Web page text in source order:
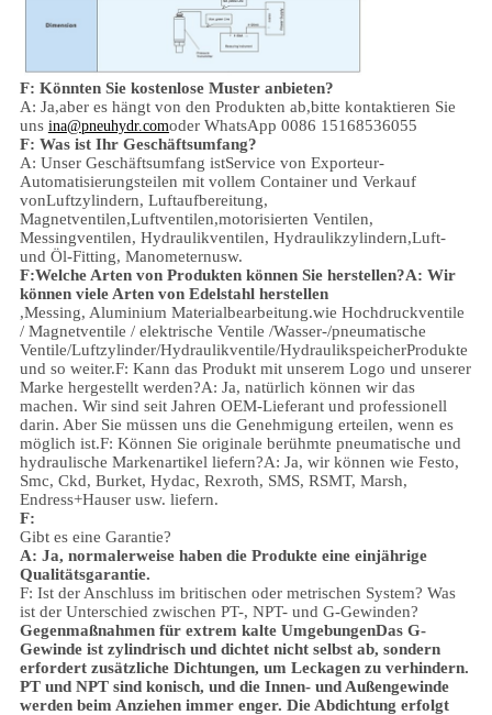
F: Könnten Sie kostenlose Muster anbieten?
A: Ja,aber es hängt von den Produkten ab,bitte kontaktieren Sie
uns ina@pneuhydr.comoder WhatsApp 0086 15168536055
F: Was ist Ihr Geschäftsumfang?
A: Unser Geschäftsumfang istService von Exporteur-
Automatisierungsteilen mit vollem Container und Verkauf
vonLuftzylindern, Luftaufbereitung,
Magnetventilen,Luftventilen,motorisierten Ventilen,
Messingventilen, Hydraulikventilen, Hydraulikzylindern,Luft-
und Öl-Fitting, Manometernusw.
F:Welche Arten von Produkten können Sie herstellen?A: Wir
können viele Arten von Edelstahl herstellen
,Messing, Aluminium Materialbearbeitung.wie Hochdruckventile
/ Magnetventile / elektrische Ventile /Wasser-/pneumatische
Ventile/Luftzylinder/Hydraulikventile/HydraulikspeicherProdukte
und so weiter.F: Kann das Produkt mit unserem Logo und unserer
Marke hergestellt werden?A: Ja, natürlich können wir das
machen. Wir sind seit Jahren OEM-Lieferant und professionell
darin. Aber Sie müssen uns die Genehmigung erteilen, wenn es
möglich ist.F: Können Sie originale berühmte pneumatische und
hydraulische Markenartikel liefern?A: Ja, wir können wie Festo,
Smc, Ckd, Burket, Hydac, Rexroth, SMS, RSMT, Marsh,
Endress+Hauser usw. liefern.
F:
Gibt es eine Garantie?
A: Ja, normalerweise haben die Produkte eine einjährige
Qualitätsgarantie.
F: Ist der Anschluss im britischen oder metrischen System? Was
ist der Unterschied zwischen PT-, NPT- und G-Gewinden?
Gegenmaßnahmen für extrem kalte UmgebungenDas G-
Gewinde ist zylindrisch und dichtet nicht selbst ab, sondern
erfordert zusätzliche Dichtungen, um Leckagen zu verhindern.
PT und NPT sind konisch, und die Innen- und Außengewinde
werden beim Anziehen immer enger. Die Abdichtung erfolgt